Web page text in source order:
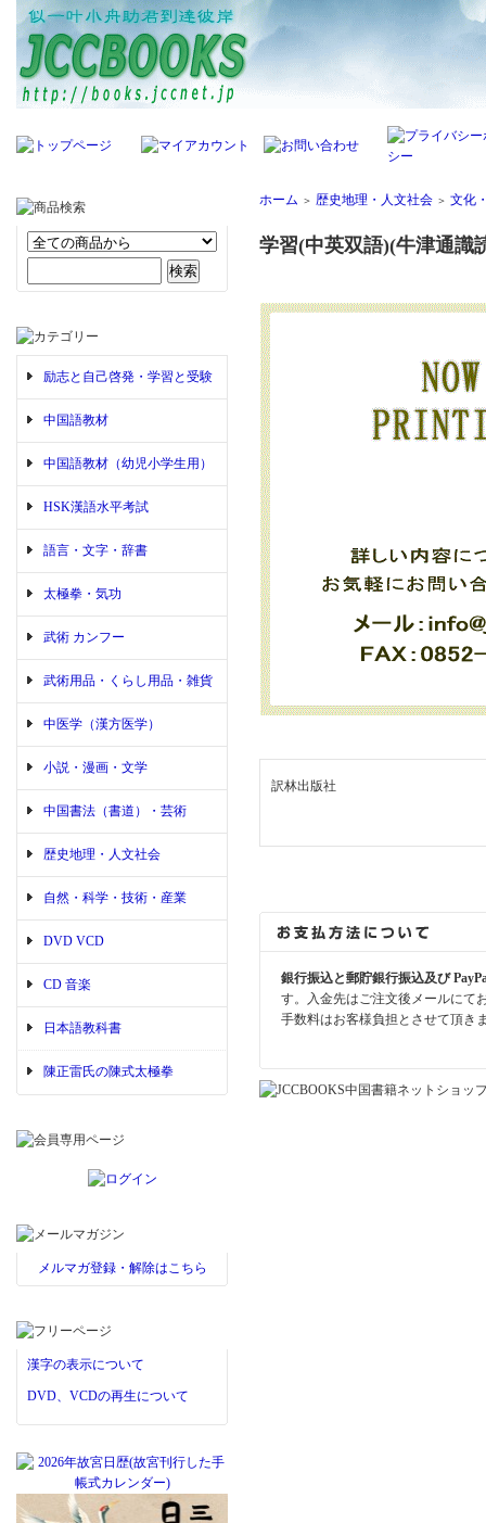
励志と自己啓発・学習と受験
中国語教材
中国語教材（幼児小学生用）
HSK漢語水平考試
語言・文字・辞書
太極拳・気功
武術 カンフー
武術用品・くらし用品・雑貨
中医学（漢方医学）
小説・漫画・文学
中国書法（書道）・芸術
歴史地理・人文社会
自然・科学・技術・産業
DVD VCD
CD 音楽
日本語教科書
陳正雷氏の陳式太極拳
メルマガ登録・解除はこちら
漢字の表示について
DVD、VCDの再生について
ホーム ＞ 歴史地理・人文社会 ＞ 文化
学習(中英双語)(牛津通識
訳林出版社
銀行振込と郵貯銀行振込及び
す。入金先はご注文後メールにて
手数料はお客様負担とさせて頂き